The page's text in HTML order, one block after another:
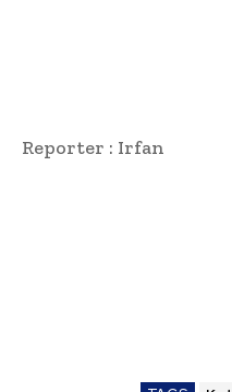
Reporter : Irfan